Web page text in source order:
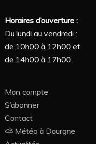
Horaires d’ouverture :
Du lundi au vendredi :
de 10h00 à 12h00 et
de 14h00 à 17h00
Mon compte
S’abonner
Contact
⛅ Météo à Dourgne